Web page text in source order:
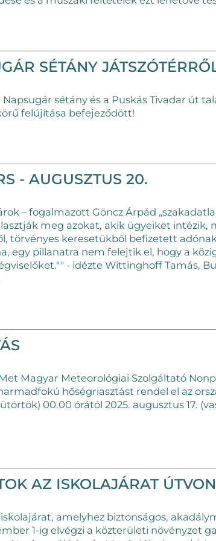
SÉTÁNY
sétány és a Puskás Tivadar út
felújítása befejeződött!
- AUGUSZTUS 20.
– fogalmazott Göncz Árpád
meg azokat, akik ügyeiket intézik,
törvényes keresetükből befizetett
egy pillanatra nem felejtik el, hogy a
- idézte Wittinghoff Tamás,
Magyar Meteorológiai Szolgáltató
hőségriasztást rendel el az
00.00 órától 2025. augusztus 17.
AZ ISKOLAJÁRAT
amelyhez biztonságos,
1-ig elvégzi a közterületi növényzet